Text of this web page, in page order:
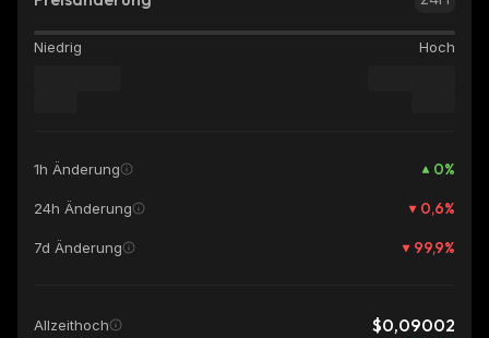
Niedrig Hoch
1h Änderung 0%
24h Änderung 0,6%
7d Änderung 99,9%
Allzeithoch $0,09002